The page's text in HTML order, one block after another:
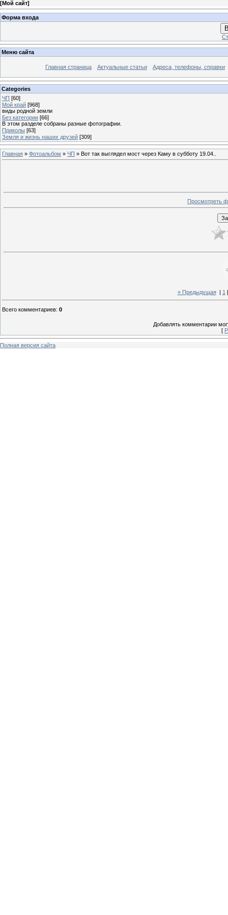
[Мой сайт]
Форма входа
Меню сайта
Главная страница Актуальные статьи Адреса, телефоны, справки
Categories
ЧП [60]
Мой край [968]
виды родной земли
Без категории [66]
В этом разделе собраны разные фотографии.
Приколы [63]
Земля и жизнь наших друзей [309]
Главная » Фотоальбом » ЧП » Вот так выглядел мост через Каму в субботу 19.04..
Просмотреть
« Предыдущая| 1 [
Всего комментариев: 0
Добавлять комментарии
[
Полная версия сайта